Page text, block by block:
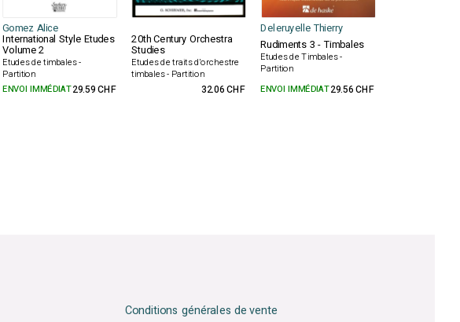
Gomez Alice
Deleruyelle Thierry
International Style Etudes
Volume 2
Etudes de timbales -
Partition
20th Century Orchestra
Studies
Etudes de traits d'orchestre
timbales - Partition
Rudiments 3 - Timbales
Etudes de Timbales -
Partition
ENVOI IMMÉDIAT29.59 CHF 32.06 CHF ENVOI IMMÉDIAT29.56 CHF
Conditions générales de vente